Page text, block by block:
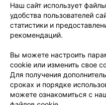
Пользовательское
Вакансии
Написать
Обработка
Наш сайт использует
удобства пользователей
статистики и
рекомендаций.
Вы можете настроить
cookie или изменить свое
Для получения
сроках и порядке
можете ознакомиться с